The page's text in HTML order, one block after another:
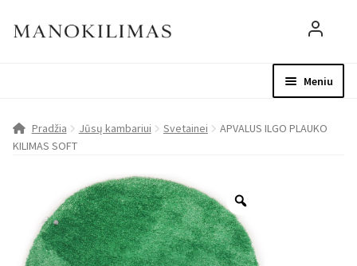
Meniu
Patarimai
Apie mus
Pradžia Jūsų kambariui Svetainei
APVALUS ILGO PLAUKO
KILIMAS SOFT